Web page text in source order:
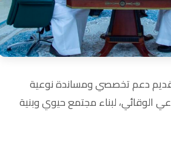
دعم تخصصي ومساندة نوعية
الوقائي، لبناء مجتمع حيوي وبنية